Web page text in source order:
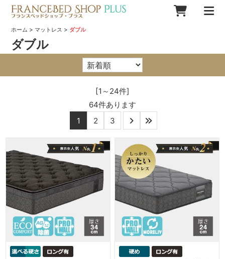
ホーム > マットレス > ダブル
ダブル
[1～24件]
64件あります
1
2 3